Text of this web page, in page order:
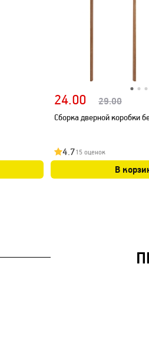
24.00 29.00
Сборка дверной коробки
4.715 оценок
В